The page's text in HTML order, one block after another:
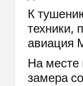
К
техники,
авиация
На месте
замера